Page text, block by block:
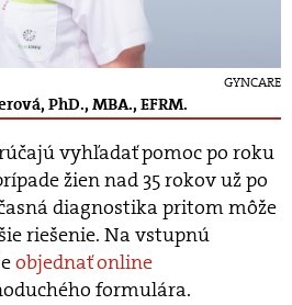
GYNCARE
PhD., MBA., EFRM.
vyhľadať pomoc po roku
žien nad 35 rokov už po
diagnostika pritom môže
riešenie. Na vstupnú
objednať online
formulára.